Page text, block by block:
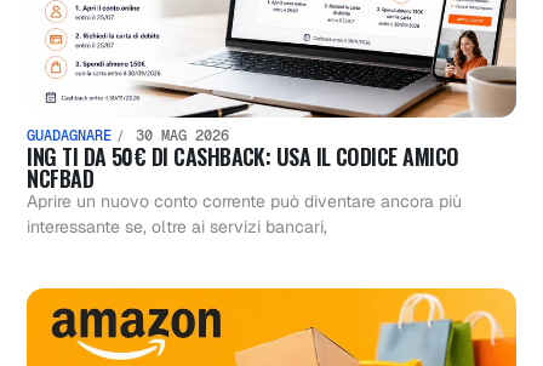
GUADAGNARE 30 MAG 2026
ING TI DA 50€ DI CASHBACK: USA IL CODICE AMICO
NCFBAD
Aprire un nuovo conto corrente può diventare ancora più
interessante se, oltre ai servizi bancari,